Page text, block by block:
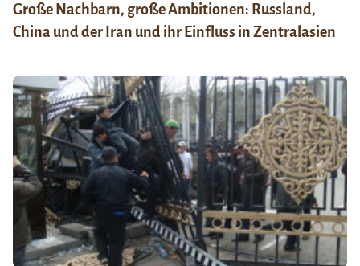
Große Nachbarn, große Ambitionen: Russland,
China und der Iran und ihr Einfluss in Zentralasien